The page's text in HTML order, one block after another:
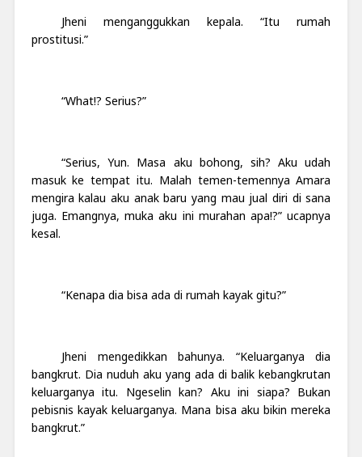
Jheni menganggukkan kepala. “Itu rumah
prostitusi.”
“What!? Serius?”
“Serius, Yun. Masa aku bohong, sih? Aku udah
masuk ke tempat itu. Malah temen-temennya Amara
mengira kalau aku anak baru yang mau jual diri di sana
juga. Emangnya, muka aku ini murahan apa!?” ucapnya
kesal.
“Kenapa dia bisa ada di rumah kayak gitu?”
Jheni mengedikkan bahunya. “Keluarganya dia
bangkrut. Dia nuduh aku yang ada di balik kebangkrutan
keluarganya itu. Ngeselin kan? Aku ini siapa? Bukan
pebisnis kayak keluarganya. Mana bisa aku bikin mereka
bangkrut.”